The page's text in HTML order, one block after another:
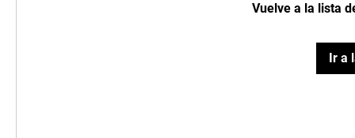
Vuelve a la lista
Ir a